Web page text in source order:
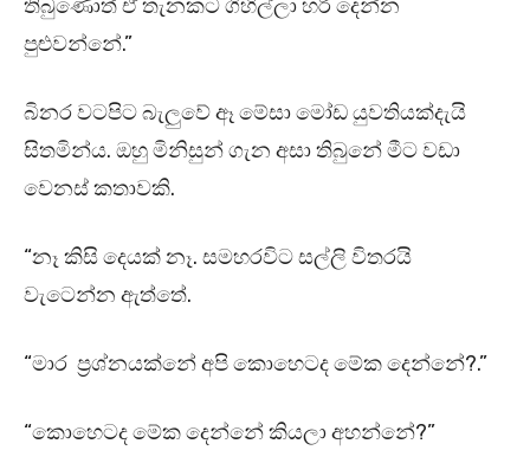
තිබුණොත් ඒ තැනකට ගිහිල්ලා හරි දෙන්න
පුළුවන්නේ.”
බිනර වටපිට බැලුවේ ඈ මේසා මෝඩ යුවතියක්දැයි
සිතමින්ය. ඔහු මිනිසුන් ගැන අසා තිබුනේ මීට වඩා
වෙනස් කතාවකි.
“නෑ කිසි දෙයක් නෑ. සමහරවිට සල්ලි විතරයි
වැටෙන්න ඇත්තේ.
“මාර ප්‍රශ්නයක්නේ අපි කොහෙටද මේක දෙන්නේ?.”
“කොහෙටද මේක දෙන්නේ කියලා අහන්නේ?”